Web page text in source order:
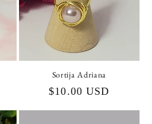
Sortija Adriana
Precio
$10.00 USD